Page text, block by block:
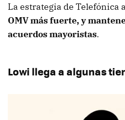
La estrategia de Telefónica
OMV más fuerte, y
acuerdos mayoristas.
Lowi llega a algunas